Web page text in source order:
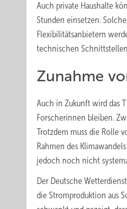
Auch private Haushalte
Stunden einsetzen.
Flexibilitätsanbietern
technischen
Zunahme
Auch in Zukunft wird das
Forscherinnen bleiben.
Trotzdem muss die Rolle
Rahmen des
jedoch noch nicht
Der Deutsche
die Stromproduktion aus